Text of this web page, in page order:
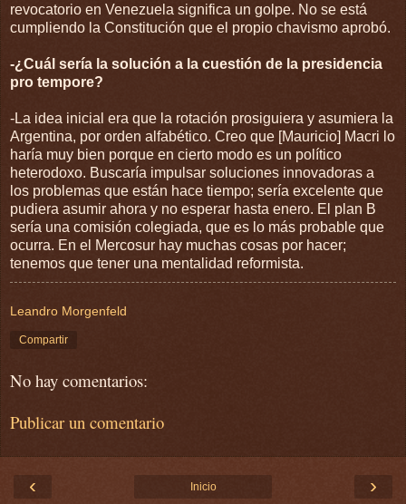
revocatorio en Venezuela significa un golpe. No se está
cumpliendo la Constitución que el propio chavismo aprobó.
-¿Cuál sería la solución a la cuestión de la presidencia
pro tempore?
-La idea inicial era que la rotación prosiguiera y asumiera la
Argentina, por orden alfabético. Creo que [Mauricio] Macri lo
haría muy bien porque en cierto modo es un político
heterodoxo. Buscaría impulsar soluciones innovadoras a
los problemas que están hace tiempo; sería excelente que
pudiera asumir ahora y no esperar hasta enero. El plan B
sería una comisión colegiada, que es lo más probable que
ocurra. En el Mercosur hay muchas cosas por hacer;
tenemos que tener una mentalidad reformista.
Leandro Morgenfeld
Compartir
No hay comentarios:
Publicar un comentario
‹ ›
Inicio